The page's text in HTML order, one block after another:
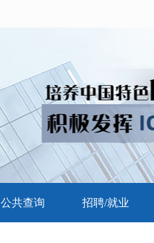
公共查询 招聘/就业